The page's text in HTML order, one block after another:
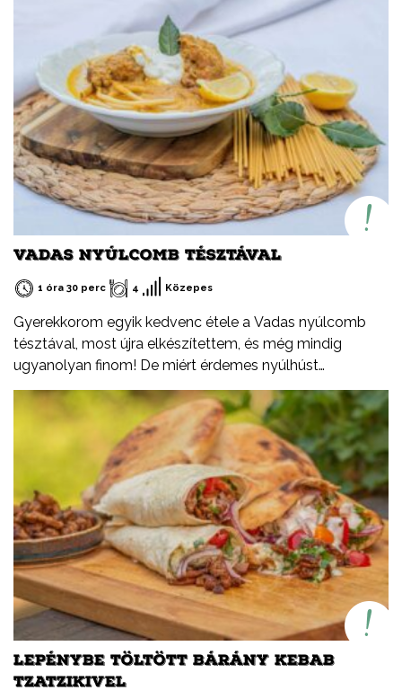
VADAS NYÚLCOMB TÉSZTÁVAL
1 óra 30 perc 4 Közepes
Gyerekkorom egyik kedvenc étele a Vadas nyúlcomb
tésztával, most újra elkészítettem, és még mindig
ugyanolyan finom! De miért érdemes nyúlhúst
fogyasztani? Természetesen sovány, fehérjében
gazdag, alacsony zsírtartalmú hús. Könnyen
emészthető. Kiváló alternatíva más húsfélék helyett,
változatosan és egyszerűen elkészíthető.
LEPÉNYBE TÖLTÖTT BÁRÁNY KEBAB
TZATZIKIVEL